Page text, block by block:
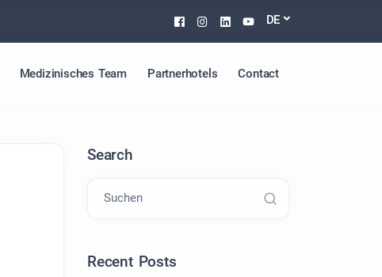
Facebook
Instagram
Linkedin
Youtube
DE
Medizinisches Team Partnerhotels Contact
Search
Suchen
Recent Posts